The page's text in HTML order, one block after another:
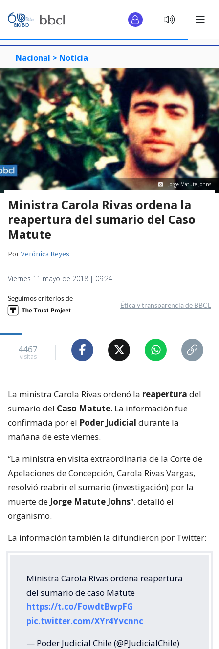
Nacional > Noticia
Jorge Matute Johns
Ministra Carola Rivas ordena la
reapertura del sumario del Caso
Matute
PorVerónica Reyes
Viernes 11 mayo de 2018 | 09:24
Seguimos criterios de
Ética y transparencia de BBCL
4467
visitas
La ministra Carola Rivas ordenó la reapertura del
sumario del Caso Matute. La información fue
confirmada por el Poder Judicial durante la
mañana de este viernes.
“La ministra en visita extraordinaria de la Corte de
Apelaciones de Concepción, Carola Rivas Vargas,
resolvió reabrir el sumario (investigación) por la
muerte de Jorge Matute Johns“, detalló el
organismo.
La información también la difundieron por Twitter:
Ministra Carola Rivas ordena reapertura
del sumario de caso Matute
https://t.co/FowdtBwpFG
pic.twitter.com/XYr4Yvcnnc
— Poder Judicial Chile (@PJudicialChile)